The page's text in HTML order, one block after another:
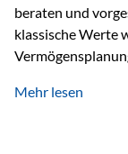
beraten und
klassische Werte
Blick behalten?
Mehr lesen